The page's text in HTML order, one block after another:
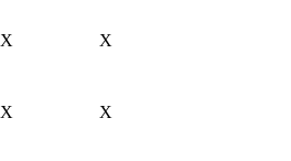
X X
X X